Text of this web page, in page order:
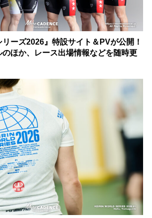
リーズ2026』特設サイト＆PVが公開！
ほか、レース出場情報などを随時更